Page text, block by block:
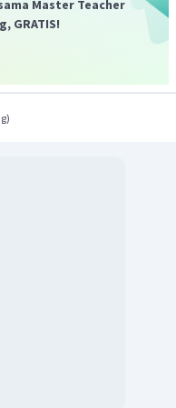
Master Teacher
GRATIS!
)